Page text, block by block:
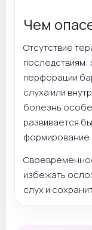
Чем
Отсутствие
перфорации
слуха или
болезнь
развивается
формирование
избежать
слух и